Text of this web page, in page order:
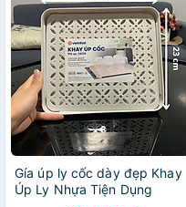
Gía úp ly cốc dày đẹp Khay
Úp Ly Nhựa Tiện Dụng